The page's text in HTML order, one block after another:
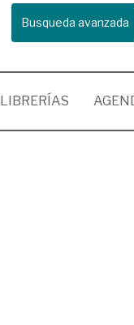
Busqueda avanzada
LIBRERÍAS